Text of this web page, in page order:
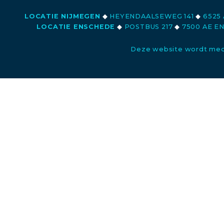
LOCATIE NIJMEGEN ◆ HEYENDAALSEWEG 141◆ 6525
LOCATIE ENSCHEDE ◆ POSTBUS 217◆ 7500 AE
Deze website wordt